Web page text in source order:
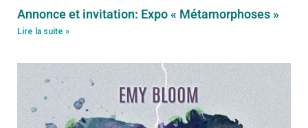
Annonce et invitation: Expo « Métamorphoses »
Lire la suite »